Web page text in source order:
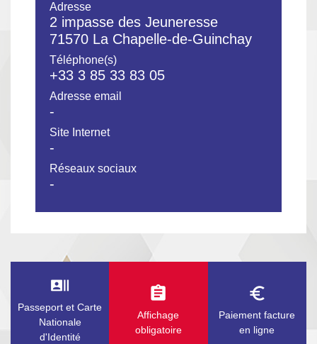
Adresse
2 impasse des Jeuneresse
71570 La Chapelle-de-Guinchay
Téléphone(s)
+33 3 85 33 83 05
Adresse email
-
Site Internet
-
Réseaux sociaux
-
recent_actors
Passeport et Carte
Nationale
d'Identité
assignment
Affichage
obligatoire
euro_symbol
Paiement facture
en ligne